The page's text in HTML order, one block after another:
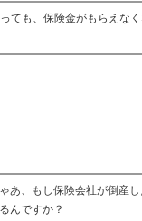
ても、保険金がもらえな
あ、もし保険会社が倒産
んですか？